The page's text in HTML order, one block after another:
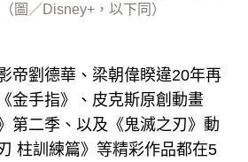
圖／Disney+，以下同）
帝劉德華、梁朝偉睽違20年再
金手指》、皮克斯原創動畫
第二季、以及《鬼滅之刃》動
柱訓練篇》等精彩作品都在5